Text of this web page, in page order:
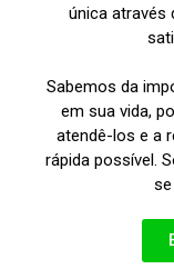
única através
Sabemos da
em sua vida,
atendê-los e a
rápida possível.